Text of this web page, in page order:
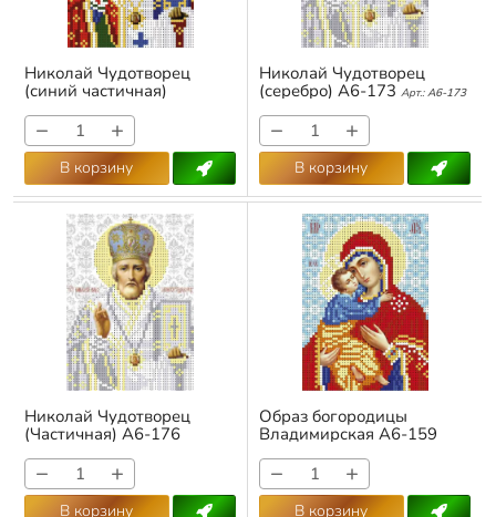
Николай Чудотворец
(синий частичная)
− +
В корзину
Николай Чудотворец
(серебро) А6-173 Арт.: А6-173
− +
В корзину
Николай Чудотворец
(Частичная) А6-176
− +
В корзину
Образ богородицы
Владимирская А6-159
− +
В корзину